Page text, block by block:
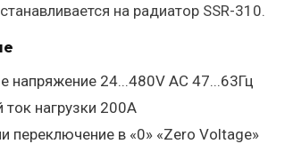
на радиатор SSR-310.
напряжение 24...480V AC 47...63Гц
нагрузки 200А
переключение в «0» «Zero Voltage»